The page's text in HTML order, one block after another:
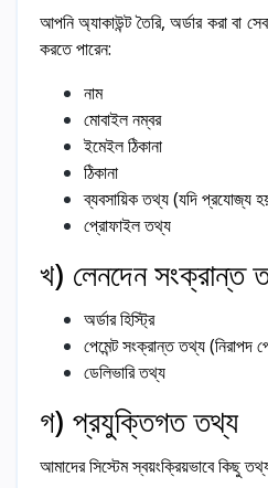
আপনি অ্যাকাউন্ট তৈরি, অর্ডার করা বা
করতে পারেন:
নাম
মোবাইল নম্বর
ইমেইল ঠিকানা
ঠিকানা
ব্যবসায়িক তথ্য (যদি প্রযোজ্য
প্রোফাইল তথ্য
খ) লেনদেন সংক্রান্ত
অর্ডার হিস্ট্রি
পেমেন্ট সংক্রান্ত তথ্য (নিরাপদ
ডেলিভারি তথ্য
গ) প্রযুক্তিগত তথ্য
আমাদের সিস্টেম স্বয়ংক্রিয়ভাবে কিছু